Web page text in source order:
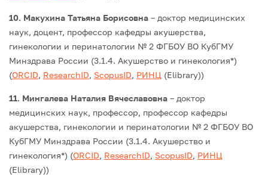
10. Макухина Татьяна Борисовна – доктор медицинских
наук, доцент, профессор кафедры акушерства,
гинекологии и перинатологии № 2 ФГБОУ ВО КубГМУ
Минздрава России (3.1.4. Акушерство и гинекология*)
(ORCID, ResearchID, ScopusID, РИНЦ (Elibrary))
11. Мингалева Наталия Вячеславовна – доктор
медицинских наук, профессор, профессор кафедры
акушерства, гинекологии и перинатологии № 2 ФГБОУ ВО
КубГМУ Минздрава России (3.1.4. Акушерство и
гинекология*) (ORCID, ResearchID, ScopusID, РИНЦ
(Elibrary))